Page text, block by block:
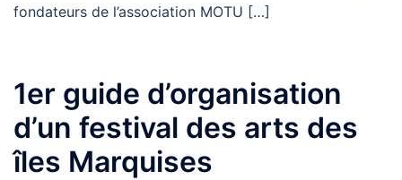
fondateurs de l’association MOTU […]
1er guide d’organisation
d’un festival des arts des
îles Marquises